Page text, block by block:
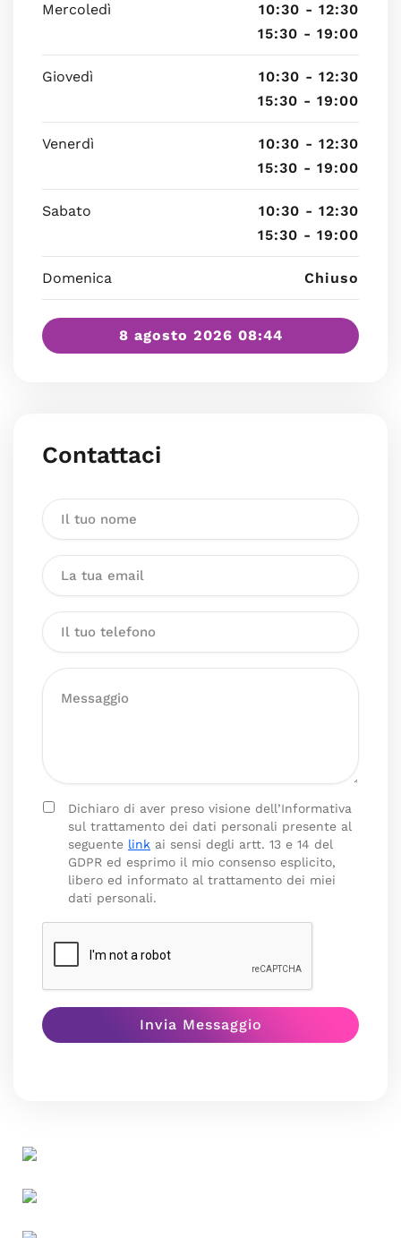
Mercoledì
10:30 - 12:30
15:30 - 19:00
Giovedì
10:30 - 12:30
15:30 - 19:00
Venerdì
10:30 - 12:30
15:30 - 19:00
Sabato
10:30 - 12:30
15:30 - 19:00
Domenica Chiuso
8 agosto 2026 08:44
Contattaci
Dichiaro di aver preso visione dell’Informativa
sul trattamento dei dati personali presente al
seguente link ai sensi degli artt. 13 e 14 del
GDPR ed esprimo il mio consenso esplicito,
libero ed informato al trattamento dei miei
dati personali.